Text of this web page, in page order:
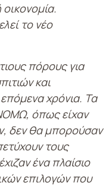
οικονομία.
το νέο
πόρους για
και
χρόνια. Τα
όπως είχαν
δεν θα μπορούσαν
τους
ένα πλαίσιο
επιλογών που